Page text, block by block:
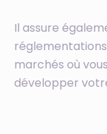
Il assure
marchés où
développer